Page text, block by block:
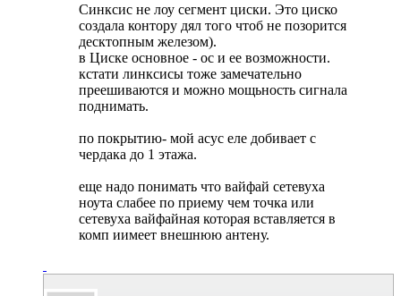
Синксис не лоу сегмент циски. Это циско
создала контору дял того чтоб не позорится
десктопным железом).
в Циске основное - ос и ее возможности.
кстати линксисы тоже замечательно
преешиваются и можно мощьность сигнала
поднимать.
по покрытию- мой асус еле добивает с
чердака до 1 этажа.
еще надо понимать что вайфай сетевуха
ноута слабее по приему чем точка или
сетевуха вайфайная которая вставляется в
комп иимеет внешнюю антену.